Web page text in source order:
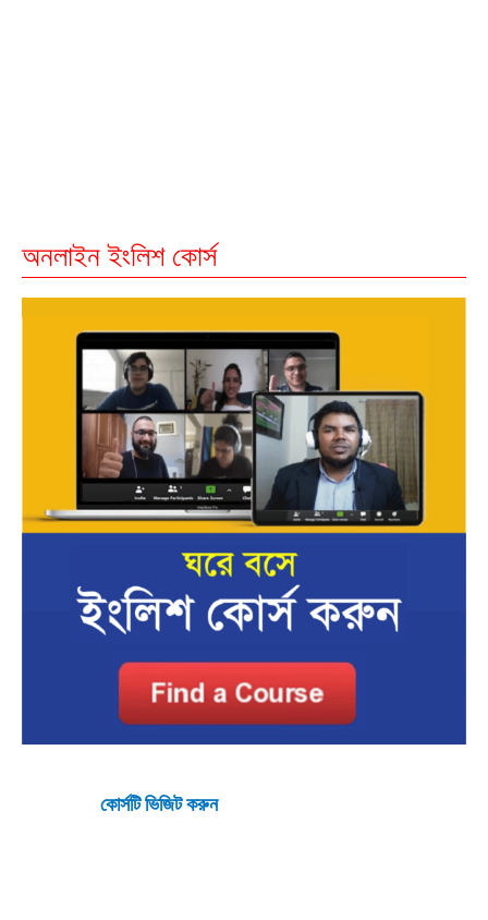
অনলাইন ইংলিশ কোর্স
কোর্সটি ভিজিট করুন